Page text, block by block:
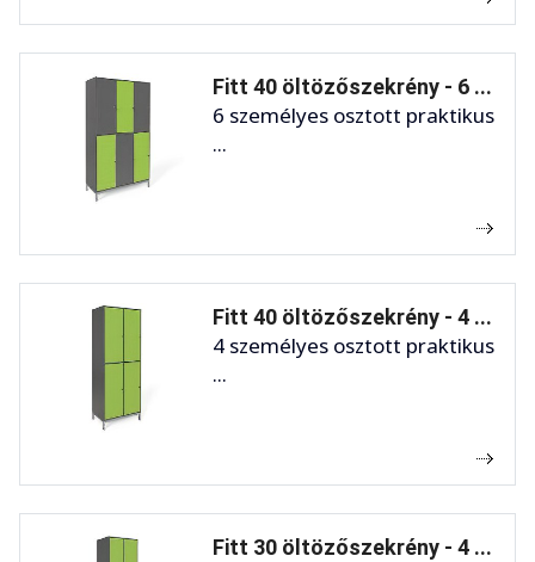
Fitt 40 öltözőszekrény - 6 ...
6 személyes osztott praktikus
...
Fitt 40 öltözőszekrény - 4 ...
4 személyes osztott praktikus
...
Fitt 30 öltözőszekrény - 4 ...